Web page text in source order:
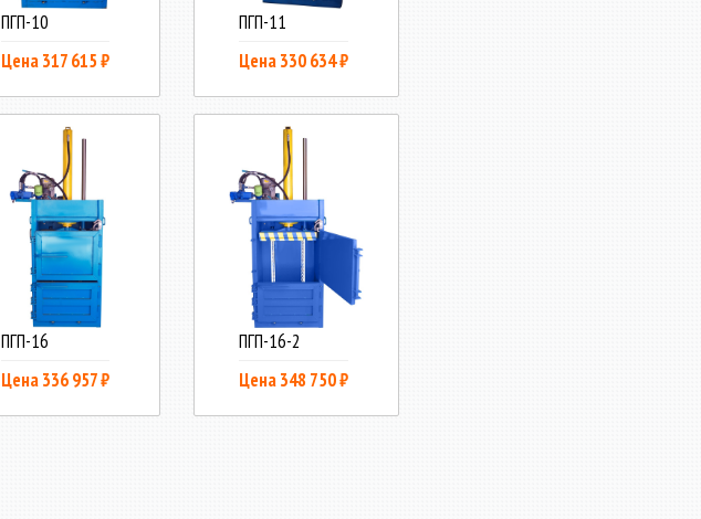
ПГП-10
Цена 317 615 ₽
ПГП-11
Цена 330 634 ₽
ПГП-16
Цена 336 957 ₽
ПГП-16-2
Цена 348 750 ₽